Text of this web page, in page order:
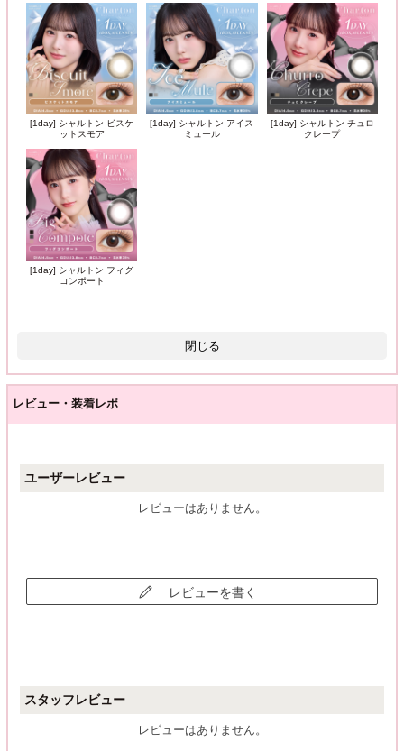
[1day] シャルトン ビスケ
ットスモア
[1day] シャルトン アイス
ミュール
[1day] シャルトン チュロ
クレープ
[1day] シャルトン フィグ
コンポート
閉じる
レビュー・装着レポ
ユーザーレビュー
レビューはありません。
レビューを書く
スタッフレビュー
レビューはありません。